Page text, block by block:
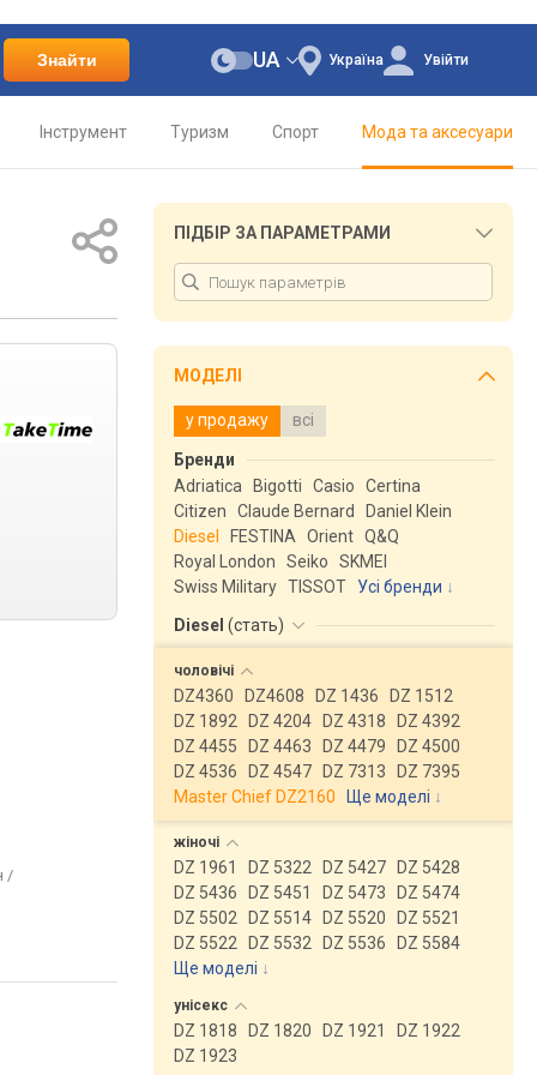
Знайти Україна
UA Увійти
Інструмент Туризм Спорт Мода та аксесуари
/
ПІДБІР ЗА ПАРАМЕТРАМИ
МОДЕЛІ
у продажу всі
Бренди
Adriatica
Bigotti Casio
Certina
Citizen
Claude Bernard
Daniel Klein
Diesel
FESTINA Orient Q&Q
Royal London
Seiko
SKMEI
Swiss Military TISSOT
Усі бренди
Diesel (стать)
чоловічі
DZ4360 DZ4608 DZ 1436
DZ 1512
DZ 1892
DZ 4204 DZ 4318
DZ 4392
DZ 4455
DZ 4463 DZ 4479
DZ 4500
DZ 4536
DZ 4547 DZ 7313
DZ 7395
Master Chief DZ2160
Ще моделі ↓
жіночі
DZ 1961 DZ 5322 DZ 5427
DZ 5428
DZ 5436
DZ 5451 DZ 5473
DZ 5474
DZ 5502
DZ 5514 DZ 5520
DZ 5521
DZ 5522
DZ 5532 DZ 5536
DZ 5584
Ще моделі ↓
унісекс
DZ 1818 DZ 1820 DZ 1921
DZ 1922
DZ 1923